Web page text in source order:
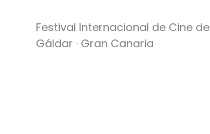
Festival Internacional de Cine de
Gáldar · Gran Canaria